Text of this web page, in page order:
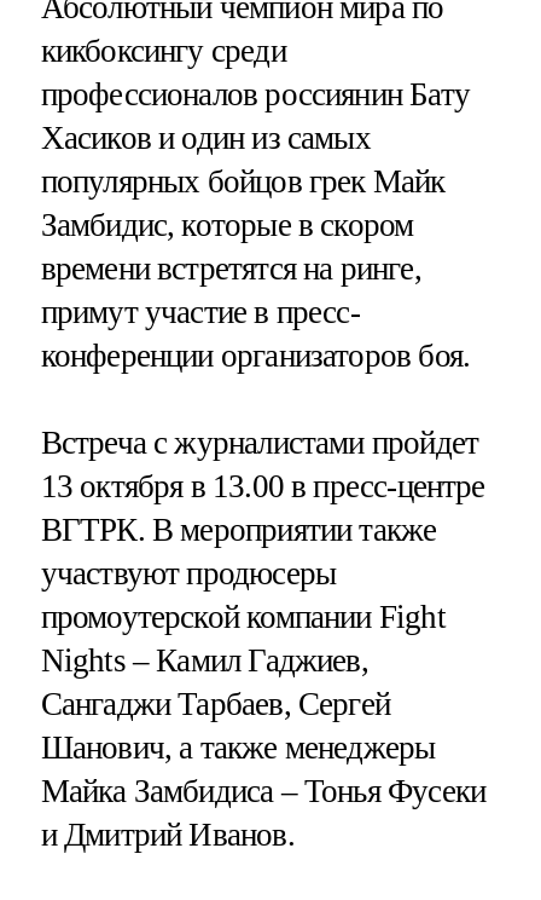
Абсолютный чемпион мира по
кикбоксингу среди
профессионалов россиянин Бату
Хасиков и один из самых
популярных бойцов грек Майк
Замбидис, которые в скором
времени встретятся на ринге,
примут участие в пресс-
конференции организаторов боя.
Встреча с журналистами пройдет
13 октября в 13.00 в пресс-центре
ВГТРК. В мероприятии также
участвуют продюсеры
промоутерской компании Fight
Nights – Камил Гаджиев,
Сангаджи Тарбаев, Сергей
Шанович, а также менеджеры
Майка Замбидиса – Тонья Фусеки
и Дмитрий Иванов.